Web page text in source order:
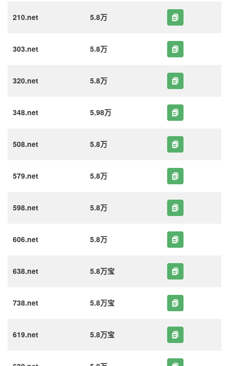
210.net 5.8万
303.net 5.8万
320.net 5.8万
348.net 5.98万
508.net 5.8万
579.net 5.8万
598.net 5.8万
606.net 5.8万
638.net 5.8万宝
738.net 5.8万宝
619.net 5.8万宝